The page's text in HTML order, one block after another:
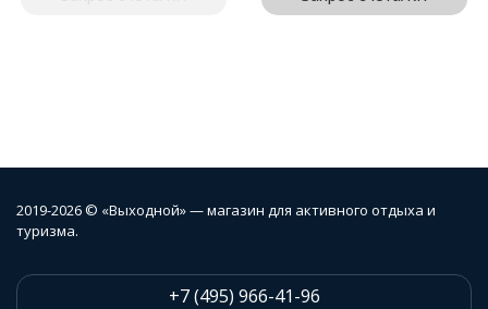
2019-2026 © «Выходной» — магазин для активного отдыха и
туризма.
+7 (495) 966-41-96